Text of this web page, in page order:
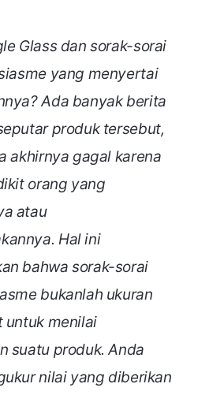
Glass dan sorak-sorai
yang menyertai
Ada banyak berita
produk tersebut,
akhirnya gagal karena
orang yang
atau
Hal ini
bahwa sorak-sorai
bukanlah ukuran
untuk menilai
suatu produk. Anda
nilai yang diberikan